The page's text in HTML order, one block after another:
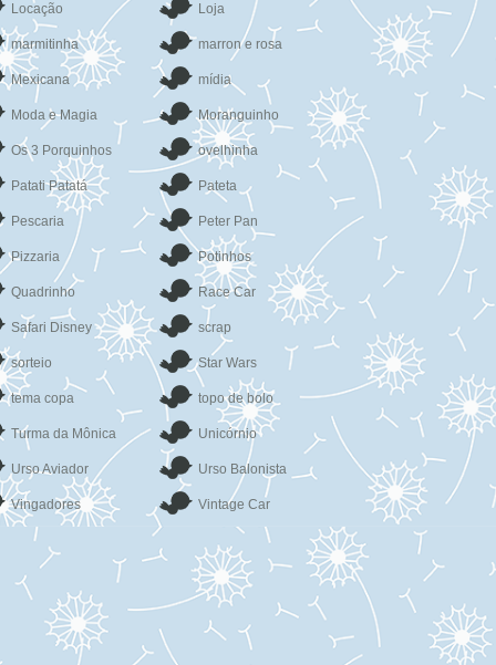
Locação Loja
marmitinha marron e rosa
Mexicana mídia
Moda e Magia Moranguinho
Os 3 Porquinhos ovelhinha
Patati Patatá Pateta
Pescaria Peter Pan
Pizzaria Potinhos
Quadrinho Race Car
Safari Disney scrap
sorteio Star Wars
tema copa topo de bolo
Turma da Mônica Unicórnio
Urso Aviador Urso Balonista
Vingadores Vintage Car